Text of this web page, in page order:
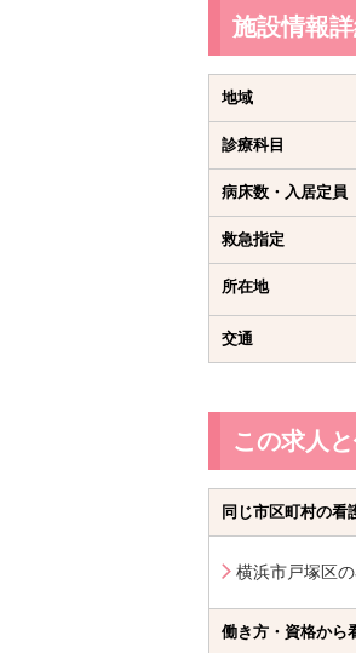
施設情報詳
地域
診療科目
病床数・入居定員
救急指定
所在地
交通
この求人
同じ市区町村の看
横浜市戸塚区
働き方・資格から